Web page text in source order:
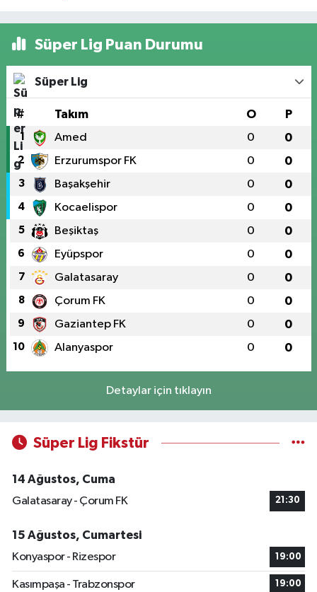
Süper Lig Puan Durumu
Süper Lig
# Takım O P
1 Amed 0 0
2 Erzurumspor FK 0 0
3 Başakşehir 0 0
4 Kocaelispor 0 0
5 Beşiktaş 0 0
6 Eyüpspor 0 0
7 Galatasaray 0 0
8 Çorum FK 0 0
9 Gaziantep FK 0 0
10 Alanyaspor 0 0
Detaylar için tıklayın
Süper Lig Fikstür
14 Ağustos, Cuma
Galatasaray - Çorum FK
21:30
15 Ağustos, Cumartesi
Konyaspor - Rizespor
19:00
Kasımpaşa - Trabzonspor 19:00